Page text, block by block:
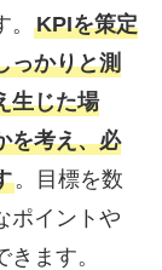
KPIを策定
っかりと測
生じた場
を考え、必
。目標を数
ポイントや
ます。